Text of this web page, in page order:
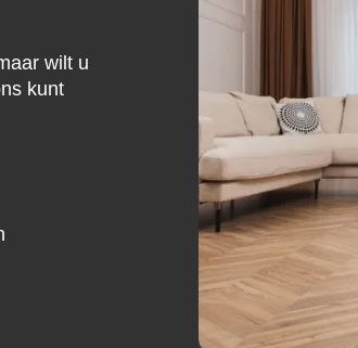
wilt u
kunt